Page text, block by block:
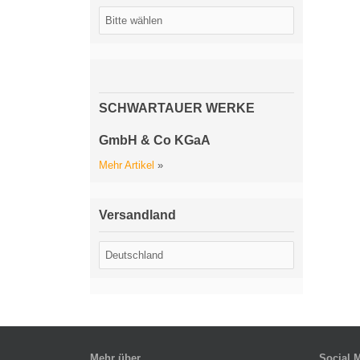
SCHWARTAUER WERKE
GmbH & Co KGaA
Mehr Artikel »
Versandland